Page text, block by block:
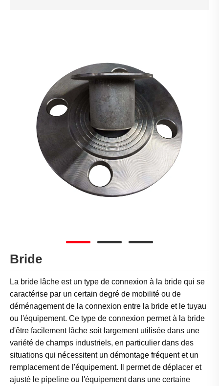
Bride
La bride lâche est un type de connexion à la bride qui se
caractérise par un certain degré de mobilité ou de
déménagement de la connexion entre la bride et le tuyau
ou l'équipement. Ce type de connexion permet à la bride
d'être facilement lâche soit largement utilisée dans une
variété de champs industriels, en particulier dans des
situations qui nécessitent un démontage fréquent et un
remplacement de l'équipement. Il permet de déplacer et
ajusté le pipeline ou l'équipement dans une certaine